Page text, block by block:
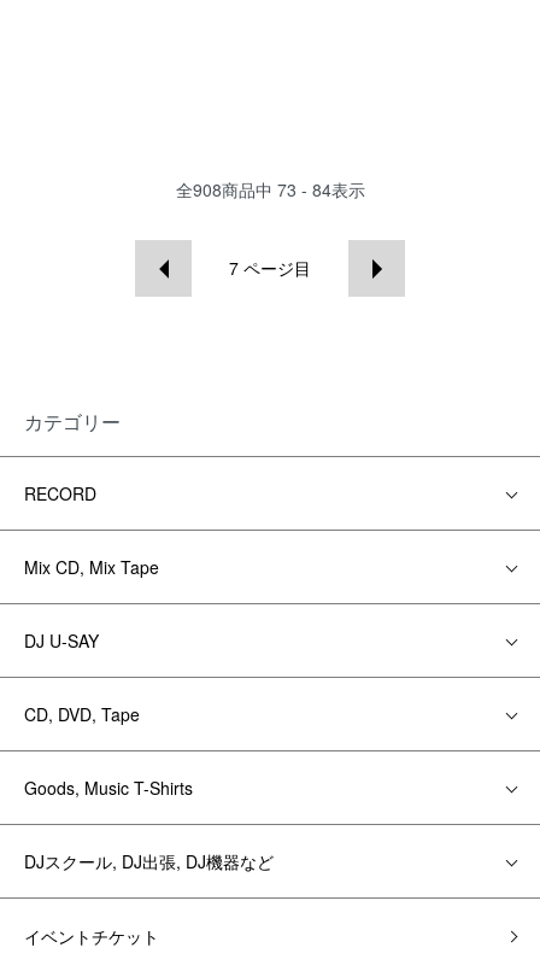
全908商品中 73 - 84表示
7 ページ目
カテゴリー
RECORD
Mix CD, Mix Tape
DJ U-SAY
CD, DVD, Tape
Goods, Music T-Shirts
DJスクール, DJ出張, DJ機器など
イベントチケット